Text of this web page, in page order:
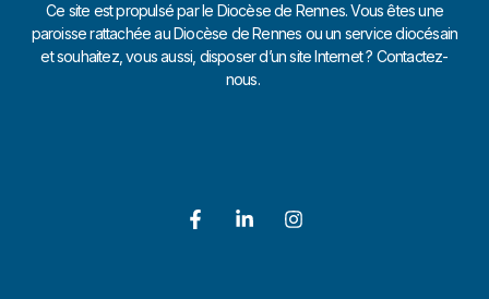
Ce site est propulsé par le Diocèse de Rennes. Vous êtes une
paroisse rattachée au Diocèse de Rennes ou un service diocésain
et souhaitez, vous aussi, disposer d’un site Internet ? Contactez-
nous.